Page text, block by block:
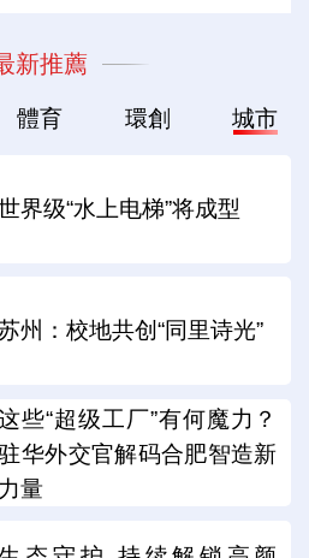
新推薦
體育 環創 城市
界级“水上电梯”将成型
州：校地共创“同里诗光”
些“超级工厂”有何魔力？
华外交官解码合肥智造新
力量